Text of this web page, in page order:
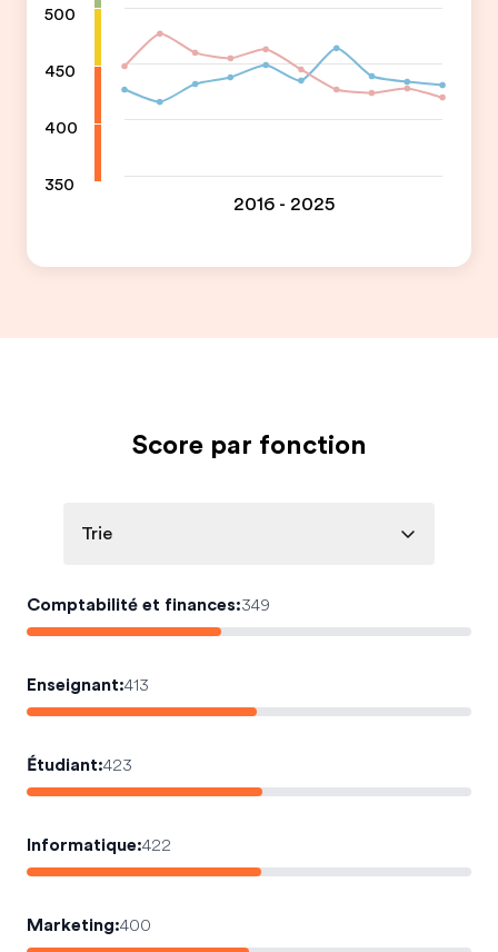
500
450
400
350
2016 - 2025
Score par fonction
Trie
Comptabilité et finances:349
Enseignant:413
Étudiant:423
Informatique:422
Marketing:400